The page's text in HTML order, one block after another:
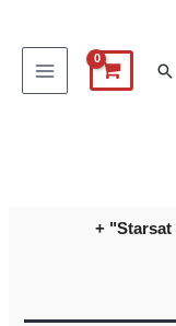
البحث
/ منتجات تحت الوسم “"Starsat 230H 4K" +